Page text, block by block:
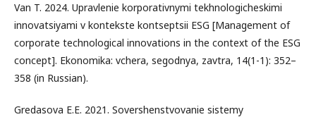
Van T. 2024. Upravlenie korporativnymi tekhnologicheskimi
innovatsiyami v kontekste kontseptsii ESG [Management of
corporate technological innovations in the context of the ESG
concept]. Ekonomika: vchera, segodnya, zavtra, 14(1-1): 352–
358 (in Russian).
Gredasova E.E. 2021. Sovershenstvovanie sistemy